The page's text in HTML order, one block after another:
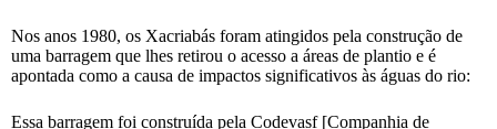
Nos anos 1980, os Xacriabás foram atingidos pela construção de
uma barragem que lhes retirou o acesso a áreas de plantio e é
apontada como a causa de impactos significativos às águas do rio:
Essa barragem foi construída pela Codevasf [Companhia de